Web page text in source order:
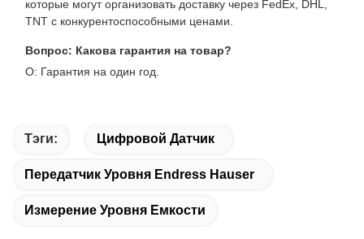
которые могут организовать доставку через FedEx, DHL,
TNT с конкурентоспособными ценами.
Вопрос: Какова гарантия на товар?
О: Гарантия на один год.
Тэги: Цифровой Датчик
Передатчик Уровня Endress Hauser
Измерение Уровня Емкости